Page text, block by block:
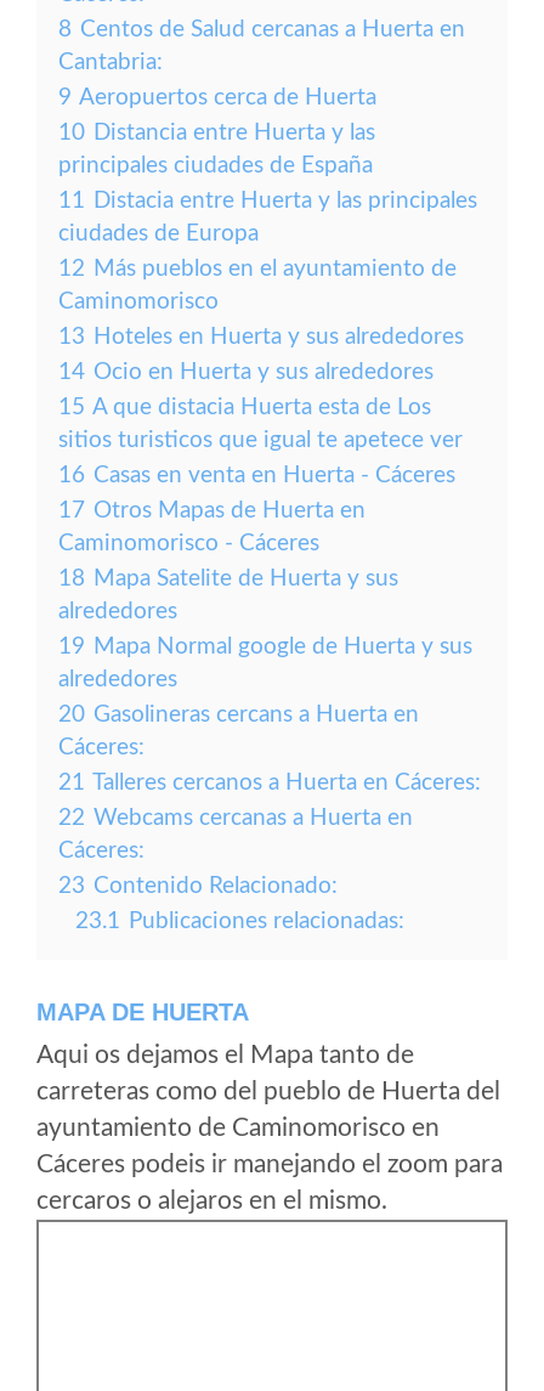
8 Centos de Salud cercanas a Huerta en
Cantabria:
9 Aeropuertos cerca de Huerta
10 Distancia entre Huerta y las
principales ciudades de España
11 Distacia entre Huerta y las principales
ciudades de Europa
12 Más pueblos en el ayuntamiento de
Caminomorisco
13 Hoteles en Huerta y sus alrededores
14 Ocio en Huerta y sus alrededores
15 A que distacia Huerta esta de Los
sitios turisticos que igual te apetece ver
16 Casas en venta en Huerta - Cáceres
17 Otros Mapas de Huerta en
Caminomorisco - Cáceres
18 Mapa Satelite de Huerta y sus
alrededores
19 Mapa Normal google de Huerta y sus
alrededores
20 Gasolineras cercans a Huerta en
Cáceres:
21 Talleres cercanos a Huerta en Cáceres:
22 Webcams cercanas a Huerta en
Cáceres:
23 Contenido Relacionado:
23.1 Publicaciones relacionadas:
MAPA DE HUERTA
Aqui os dejamos el Mapa tanto de
carreteras como del pueblo de Huerta del
ayuntamiento de Caminomorisco en
Cáceres podeis ir manejando el zoom para
cercaros o alejaros en el mismo.